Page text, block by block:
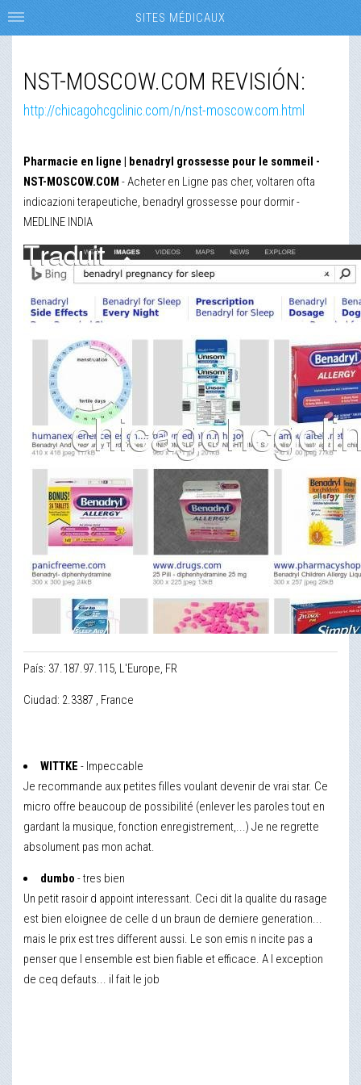
NST-MOSCOW.COM REVISIÓN:
http://chicagohcgclinic.com/n/nst-moscow.com.html
Pharmacie en ligne | benadryl grossesse pour le sommeil -
NST-MOSCOW.COM - Acheter en Ligne pas cher, voltaren ofta
indicazioni terapeutiche, benadryl grossesse pour dormir -
MEDLINE INDIA
País: 37.187.97.115, L'Europe, FR
Ciudad: 2.3387 , France
WITTKE - Impeccable
Je recommande aux petites filles voulant devenir de vrai star. Ce
micro offre beaucoup de possibilité (enlever les paroles tout en
gardant la musique, fonction enregistrement,...) Je ne regrette
absolument pas mon achat.
dumbo - tres bien
Un petit rasoir d appoint interessant. Ceci dit la qualite du rasage
est bien eloignee de celle d un braun de derniere generation...
mais le prix est tres different aussi. Le son emis n incite pas a
penser que l ensemble est bien fiable et efficace. A l exception
de ceq defauts... il fait le job
SITES MÉDICAUX